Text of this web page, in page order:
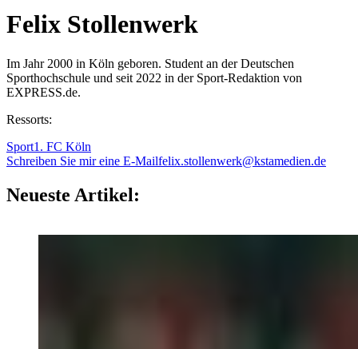
Felix Stollenwerk
Im Jahr 2000 in Köln geboren. Student an der Deutschen
Sporthochschule und seit 2022 in der Sport-Redaktion von
EXPRESS.de.
Ressorts:
Sport1. FC Köln
Schreiben Sie mir eine E-Mailfelix.stollenwerk@kstamedien.de
Neueste Artikel: